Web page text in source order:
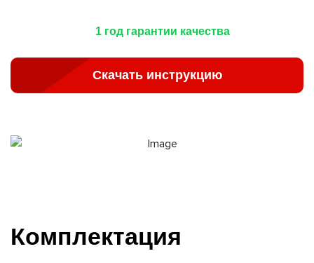
1 год гарантии качества
Скачать инструкцию
Комплектация